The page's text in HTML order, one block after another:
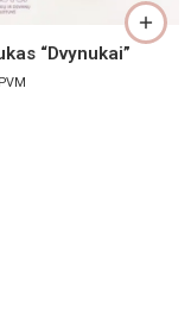
“Dvynukai”